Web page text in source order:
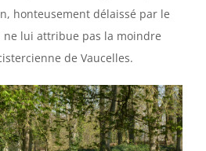
honteusement délaissé par le
lui attribue pas la moindre
de Vaucelles.